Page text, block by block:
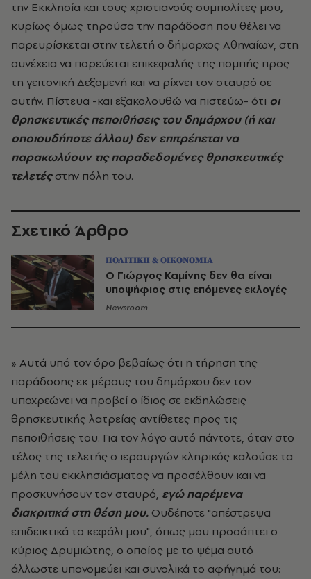
την Εκκλησία και τους χριστιανούς συμπολίτες μου,
κυρίως όμως τηρούσα την παράδοση που θέλει να
παρευρίσκεται στην τελετή ο δήμαρχος Αθηναίων, στη
συνέχεια να πορεύεται επικεφαλής της πομπής προς
τη γειτονική Δεξαμενή και να ρίχνει τον σταυρό σε
αυτήν. Πίστευα -και εξακολουθώ να πιστεύω- ότι οι
θρησκευτικές πεποιθήσεις του δημάρχου (ή και
οποιουδήποτε άλλου) δεν επιτρέπεται να
παρακωλύουν τις παραδεδομένες θρησκευτικές
τελετέςστην πόλη του.
Σχετικό Άρθρο
ΠΟΛΙΤΙΚΗ & ΟΙΚΟΝΟΜΙΑ
Ο Γιώργος Καμίνης δεν θα είναι
υποψήφιος στις επόμενες εκλογές
Newsroom
» Αυτά υπό τον όρο βεβαίως ότι η τήρηση της
παράδοσης εκ μέρους του δημάρχου δεν τον
υποχρεώνει να προβεί ο ίδιος σε εκδηλώσεις
θρησκευτικής λατρείας αντίθετες προς τις
πεποιθήσεις του. Για τον λόγο αυτό πάντοτε, όταν στο
τέλος της τελετής ο ιερουργών κληρικός καλούσε τα
μέλη του εκκλησιάσματος να προσέλθουν και να
προσκυνήσουν τον σταυρό, εγώ παρέμενα
διακριτικά στη θέση μου. Ουδέποτε "απέστρεψα
επιδεικτικά το κεφάλι μου", όπως μου προσάπτει ο
κύριος Δρυμιώτης, ο οποίος με το ψέμα αυτό
άλλωστε υπονομεύει και συνολικά το αφήγημά του: